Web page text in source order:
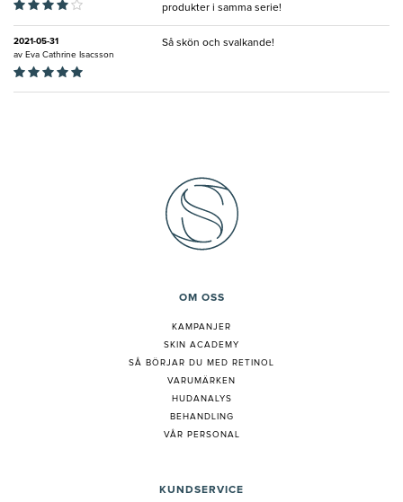
produkter i samma serie!
2021-05-31
av Eva Cathrine Isacsson
Så skön och svalkande!
OM OSS
KAMPANJER
SKIN ACADEMY
SÅ BÖRJAR DU MED RETINOL
VARUMÄRKEN
HUDANALYS
BEHANDLING
VÅR PERSONAL
KUNDSERVICE